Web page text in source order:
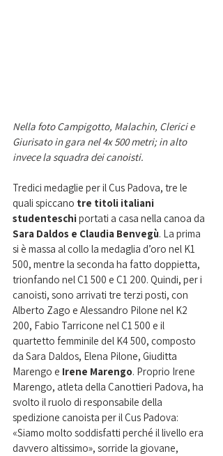
Nella foto Campigotto, Malachin, Clerici e
Giurisato in gara nel 4x 500 metri; in alto
invece la squadra dei canoisti.
Tredici medaglie per il Cus Padova, tre le
quali spiccano tre titoli italiani
studenteschi portati a casa nella canoa da
Sara Daldos e Claudia Benvegù. La prima
si è massa al collo la medaglia d’oro nel K1
500, mentre la seconda ha fatto doppietta,
trionfando nel C1 500 e C1 200. Quindi, per i
canoisti, sono arrivati tre terzi posti, con
Alberto Zago e Alessandro Pilone nel K2
200, Fabio Tarricone nel C1 500 e il
quartetto femminile del K4 500, composto
da Sara Daldos, Elena Pilone, Giuditta
Marengo e Irene Marengo. Proprio Irene
Marengo, atleta della Canottieri Padova, ha
svolto il ruolo di responsabile della
spedizione canoista per il Cus Padova:
«Siamo molto soddisfatti perché il livello era
davvero altissimo», sorride la giovane,